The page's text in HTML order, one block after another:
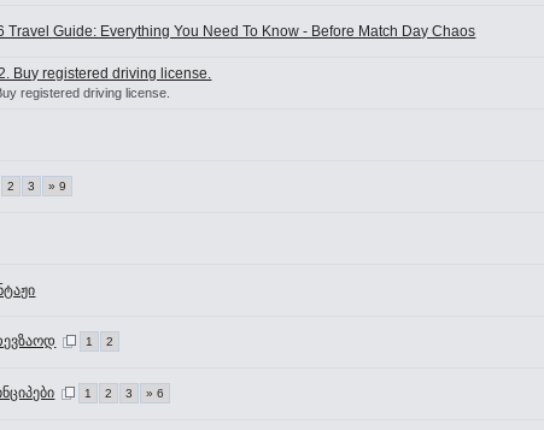
Travel Guide: Everything You Need To Know - Before Match Day Chaos
Buy registered driving license.
registered driving license.
2 3 » 9
1 2
1 2 3 » 6